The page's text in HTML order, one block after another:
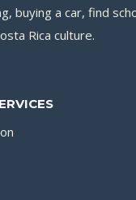
buying a car, find
Rica culture.